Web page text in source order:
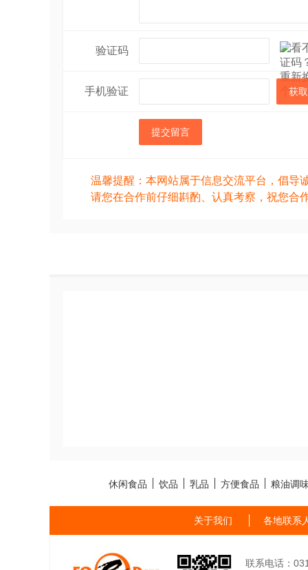
验证码
手机验证 获
提交留言
温馨提醒：本网站属于信息交流平台，倡导
请您在合作前仔细斟酌、认真考察，祝您合
休闲食品 饮品 乳品 方便食品 粮油调
关于我们 各地联系
联系电话：